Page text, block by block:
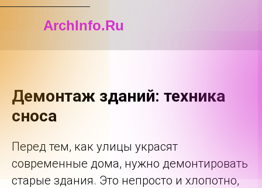
ArchInfo.Ru
Демонтаж зданий: техника
сноса
Перед тем, как улицы украсят
современные дома, нужно демонтировать
старые здания. Это непросто и хлопотно,